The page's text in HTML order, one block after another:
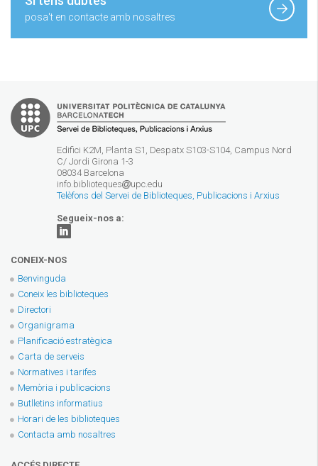
posa't en contacte amb nosaltres
Edifici K2M, Planta S1, Despatx S103-S104, Campus Nord
C/ Jordi Girona 1-3
08034 Barcelona
info.biblioteques
upc.edu
Telèfons del Servei de Biblioteques, Publicacions i Arxius
Segueix-nos a:
CONEIX-NOS
Benvinguda
Coneix les biblioteques
Directori
Organigrama
Planificació estratègica
Carta de serveis
Normatives i tarifes
Memòria i publicacions
Butlletins informatius
Horari de les biblioteques
Contacta amb nosaltres